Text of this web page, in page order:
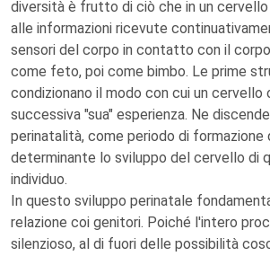
diversità è frutto di ciò che in un
alle informazioni ricevute
sensori del corpo in contatto con il
come feto, poi come bimbo. Le prime
condizionano il modo con cui un cervello
successiva "sua" esperienza. Ne
perinatalità, come periodo di formazione
determinante lo sviluppo del cervello di
individuo.
In questo sviluppo perinatale
relazione coi genitori. Poiché l'intero
silenzioso, al di fuori delle possibilità